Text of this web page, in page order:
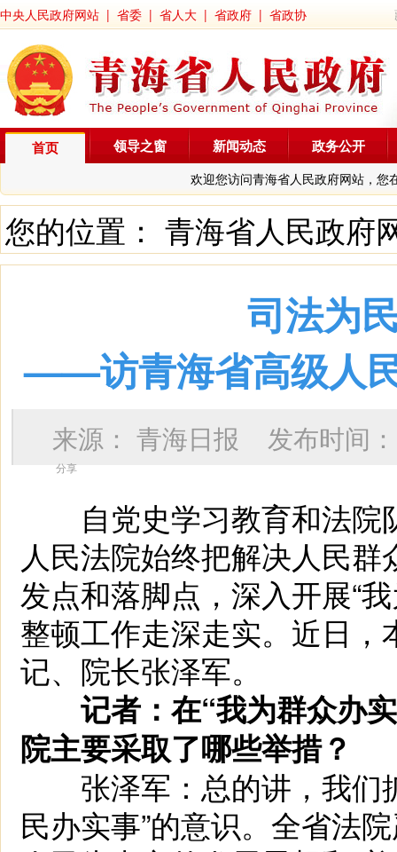
中央人民政府网站 | 省委 | 省人大 | 省政府 | 省政协
首页
欢迎您访问青海省人民政府网站，您
领导之窗 新闻动态 政务公开
您的位置： 青海省人民政府
司法为
——访青海省高级人
来源：青海日报 发布时间
分享
自党史学习教育和法院
人民法院始终把解决人民群
发点和落脚点，深入开展“
整顿工作走深走实。近日
记、院长张泽军。
记者：在“我为群众办
院主要采取了哪些举措？
张泽军：总的讲，我们
民办实事”的意识。全省法